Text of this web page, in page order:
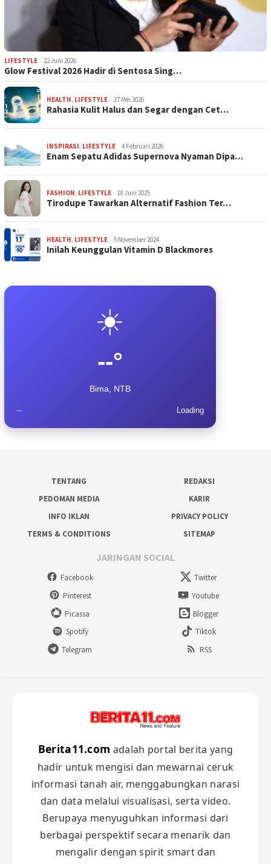
LIFESTYLE 22 Juni 2026
Glow Festival 2026 Hadir di Sentosa Sing…
HEALTH, LIFESTYLE 27 Mei 2026
Rahasia Kulit Halus dan Segar dengan Cet…
INSPIRASI, LIFESTYLE 4 Februari 2026
Enam Sepatu Adidas Supernova Nyaman Dipa…
FASHION, LIFESTYLE 18 Juni 2025
Tirodupe Tawarkan Alternatif Fashion Ter…
HEALTH, LIFESTYLE 5 November 2024
Inilah Keunggulan Vitamin D Blackmores
☀️
--°
Bima, NTB
-- Loading
TENTANG
REDAKSI
PEDOMAN MEDIA
KARIR
INFO IKLAN
PRIVACY POLICY
TERMS & CONDITIONS
SITEMAP
JARINGAN SOCIAL
Facebook
Twitter
Pinterest
Youtube
Picassa
Blogger
Spotify
Tiktok
Telegram
RSS
Berita11.com adalah portal berita yang
hadir untuk mengisi dan mewarnai ceruk
informasi tanah air, menggabungkan narasi
dan data melalui visualisasi, serta video.
Berupaya menyuguhkan informasi dari
berbagai perspektif secara menarik dan
mengalir dengan spirit smart dan